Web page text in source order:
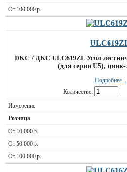
DKC / ДКС ULC619ZL Угол
(для серии U5),
Подробнее ...
Количество: